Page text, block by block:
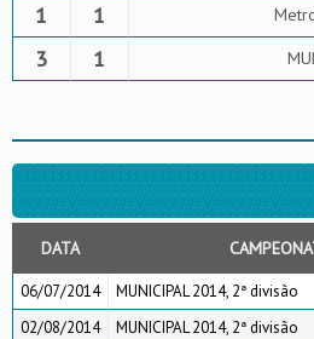
1 1
3 1
DATA
06/07/2014 MUNICIPAL 2014, 2ª divisão
02/08/2014
MUNICIPAL 2014, 2ª divisão